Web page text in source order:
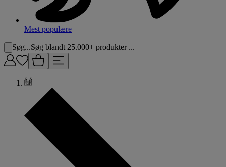
Mest populære
Søg...Søg blandt 25.000+ produkter ...